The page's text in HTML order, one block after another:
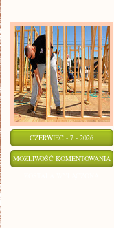
CZERWIEC - 7 - 2026
MOŻLIWOŚĆ KOMENTOWANIA